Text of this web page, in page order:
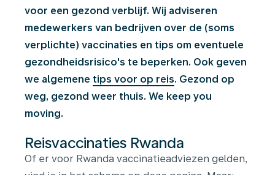
voor een gezond verblijf. Wij adviseren
medewerkers van bedrijven over de (soms
verplichte) vaccinaties en tips om eventuele
gezondheidsrisico's te beperken. Ook geven
we algemene tips voor op reis. Gezond op
weg, gezond weer thuis. We keep you
moving.
Reisvaccinaties Rwanda
Of er voor Rwanda vaccinatieadviezen gelden,